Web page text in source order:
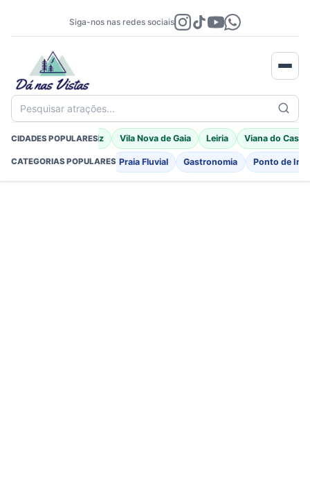
Siga-nos nas redes sociais
Pesquisar atrações...
CIDADES POPULARES
Braga Porto Moniz Vila Nova de Gaia Leiria Viana do
CATEGORIAS POPULARES
Fortificações Igreja Praia Fluvial Gastronomia Ponto de